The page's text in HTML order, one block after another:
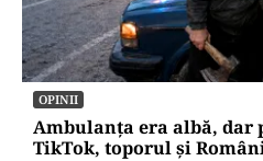
OPINII
Ambulanța era albă, dar
TikTok, toporul și